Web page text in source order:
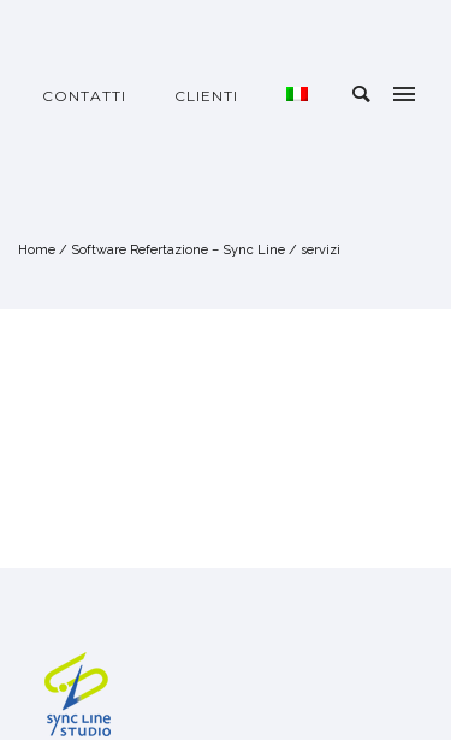
CONTATTI CLIENTI
Home / Software Refertazione – Sync Line / servizi